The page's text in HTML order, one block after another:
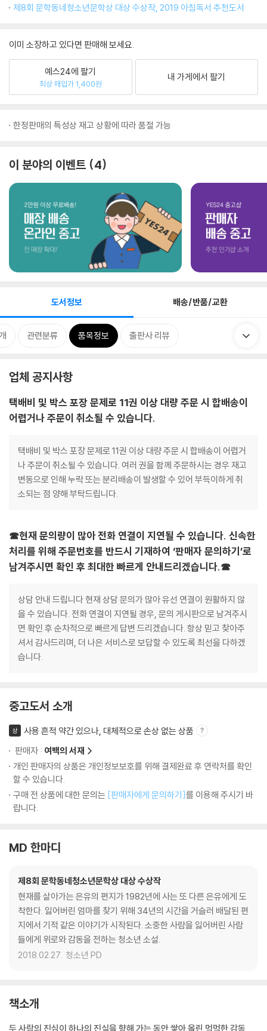
제8회 문학동네청소년문학상 대상 수상작, 2019 아침독서 추천도서
이미 소장하고 있다면 판매해 보세요.
예스24에 팔기
최상 매입가 1,400원
내 가게에서 팔기
한정판매의 특성상 재고 상황에 따라 품절 가능
이 분야의 이벤트 4
도서정보 배송/반품/교환
관련분류 품목정보 출판사 리뷰
업체 공지사항
택배비 및 박스 포장 문제로 11권 이상 대량 주문 시 합배송이
어렵거나 주문이 취소될 수 있습니다.
택배비 및 박스 포장 문제로 11권 이상 대량 주문 시 합배송이 어렵거
나 주문이 취소될 수 있습니다. 여러 권을 함께 주문하시는 경우 재고
변동으로 인해 누락 또는 분리배송이 발생할 수 있어 부득이하게 취
소되는 점 양해 부탁드립니다.
☎현재 문의량이 많아 전화 연결이 지연될 수 있습니다. 신속한
처리를 위해 주문번호를 반드시 기재하여 ‘판매자 문의하기’로
남겨주시면 확인 후 최대한 빠르게 안내드리겠습니다.☎
상담 안내 드립니다 현재 상담 문의가 많아 유선 연결이 원활하지 않
을 수 있습니다. 전화 연결이 지연될 경우, 문의 게시판으로 남겨주시
면 확인 후 순차적으로 빠르게 답변 드리겠습니다. 항상 믿고 찾아주
셔서 감사드리며, 더 나은 서비스로 보답할 수 있도록 최선을 다하겠
습니다.
중고도서 소개
상
사용 흔적 약간 있으나, 대체적으로 손상 없는 상품
판매자 : 여백의 서재
개인 판매자의 상품은 개인정보보호를 위해 결제완료 후 연락처를 확인
할 수 있습니다.
구매 전 상품에 대한 문의는 [판매자에게 문의하기]를 이용해 주시기 바
랍니다.
MD 한마디
제8회 문학동네청소년문학상 대상 수상작
현재를 살아가는 은유의 편지가 1982년에 사는 또 다른 은유에게 도
착한다. 잃어버린 엄마를 찾기 위해 34년의 시간을 거슬러 배달된 편
지에서 기적 같은 이야기가 시작된다. 소중한 사람을 잃어버린 사람
들에게 위로와 감동을 전하는 청소년 소설.
2018.02.27. 청소년 PD
책소개
두 사람의 진심이 하나의 진실을 향해 가는 동안 쌓아 올린 먹먹한 감동